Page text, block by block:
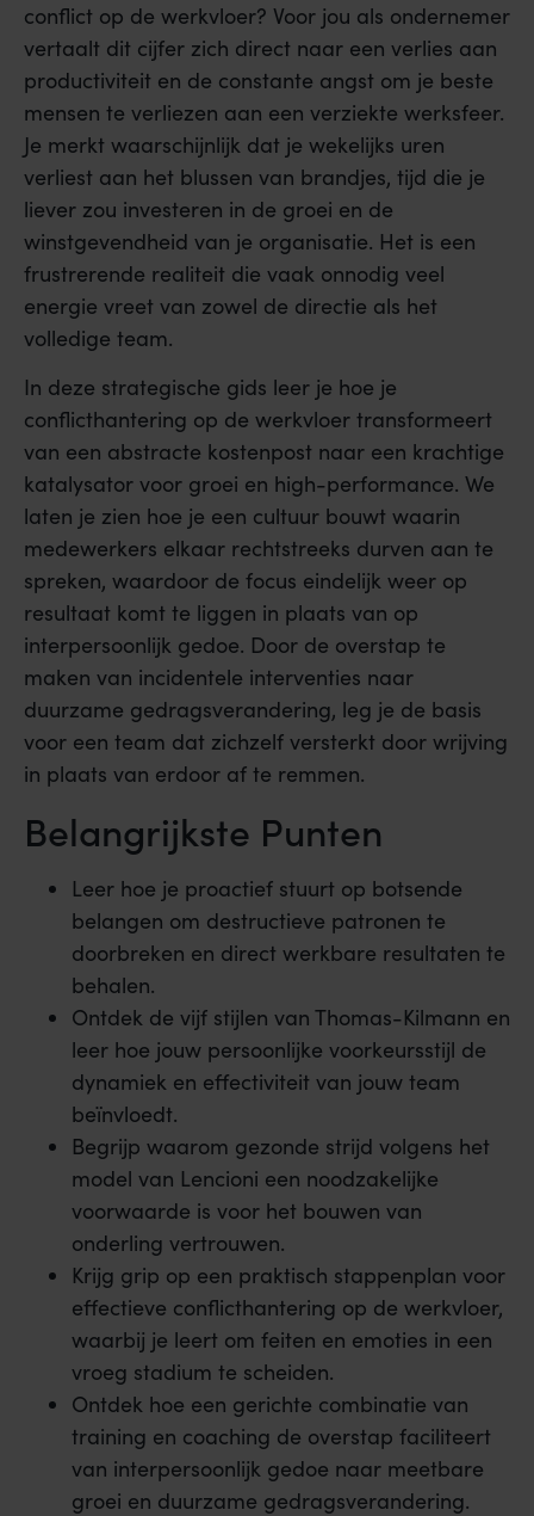
conflict op de werkvloer? Voor jou als ondernemer
vertaalt dit cijfer zich direct naar een verlies aan
productiviteit en de constante angst om je beste
mensen te verliezen aan een verziekte werksfeer.
Je merkt waarschijnlijk dat je wekelijks uren
verliest aan het blussen van brandjes, tijd die je
liever zou investeren in de groei en de
winstgevendheid van je organisatie. Het is een
frustrerende realiteit die vaak onnodig veel
energie vreet van zowel de directie als het
volledige team.
In deze strategische gids leer je hoe je
conflicthantering op de werkvloer transformeert
van een abstracte kostenpost naar een krachtige
katalysator voor groei en high-performance. We
laten je zien hoe je een cultuur bouwt waarin
medewerkers elkaar rechtstreeks durven aan te
spreken, waardoor de focus eindelijk weer op
resultaat komt te liggen in plaats van op
interpersoonlijk gedoe. Door de overstap te
maken van incidentele interventies naar
duurzame gedragsverandering, leg je de basis
voor een team dat zichzelf versterkt door wrijving
in plaats van erdoor af te remmen.
Belangrijkste Punten
Leer hoe je proactief stuurt op botsende
belangen om destructieve patronen te
doorbreken en direct werkbare resultaten te
behalen.
Ontdek de vijf stijlen van Thomas-Kilmann en
leer hoe jouw persoonlijke voorkeursstijl de
dynamiek en effectiviteit van jouw team
beïnvloedt.
Begrijp waarom gezonde strijd volgens het
model van Lencioni een noodzakelijke
voorwaarde is voor het bouwen van
onderling vertrouwen.
Krijg grip op een praktisch stappenplan voor
effectieve conflicthantering op de werkvloer,
waarbij je leert om feiten en emoties in een
vroeg stadium te scheiden.
Ontdek hoe een gerichte combinatie van
training en coaching de overstap faciliteert
van interpersoonlijk gedoe naar meetbare
groei en duurzame gedragsverandering.